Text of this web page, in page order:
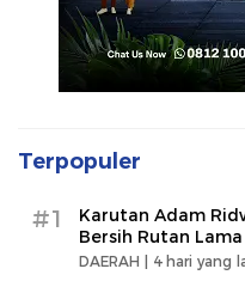
Terpopuler
#1
Karutan Adam
Bersih Rutan
DAERAH | 4 hari yang